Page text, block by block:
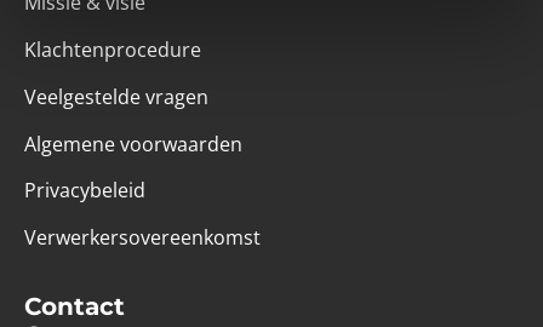
Klachtenprocedure
Veelgestelde vragen
Algemene voorwaarden
Privacybeleid
Verwerkersovereenkomst
Contact